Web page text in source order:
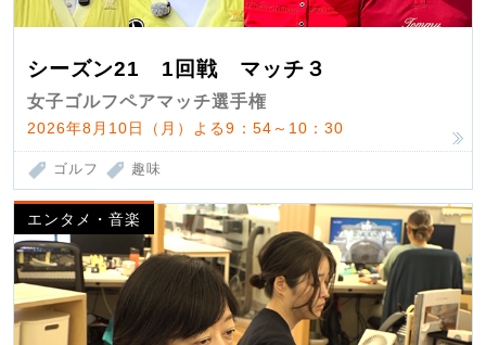
シーズン21 1回戦 マッチ３
女子ゴルフペアマッチ選手権
2026年8月10日（月）よる9：54～10：30
ゴルフ 趣味
エンタメ・音楽